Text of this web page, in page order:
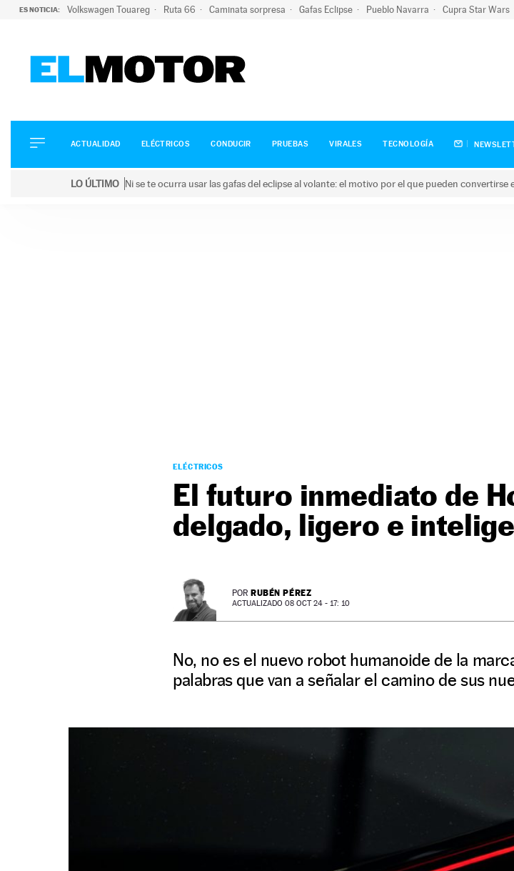
ES NOTICIA: Volkswagen Touareg Ruta 66 Caminata sorpresa Gafas Eclipse Pueblo Navarra Cupra Star Wars
ELÉCTRICOS
CONDUCIR
ACTUALIDAD ELÉCTRICOS CONDUCIR PRUEBAS VIRALES TECNOLOGÍA
LO ÚLTIMO Ni se te ocurra usar las gafas del eclipse al volante: el motivo por el que pueden convertirse
ELÉCTRICOS
El futuro inmediato de
delgado, ligero e
POR RUBÉN PÉREZ
ACTUALIZADO 08 OCT 24 - 17: 10
No, no es el nuevo robot humanoide de la
palabras que van a señalar el camino de sus